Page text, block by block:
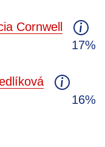
Cornwell
17%
16%